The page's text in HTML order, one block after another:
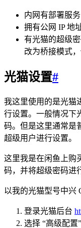
内网有部署服务
拥有公网 IP 地
有光猫的超级
改为桥接模式
光猫设置#
我这里使用的是光猫
行设置。一般情况下
码。但是这里通常是
超级用户进行设置。
这里我是在闲鱼上购
码，并将超级密码进
以我的光猫型号中兴
登录光猫后台
选择 “高级配置